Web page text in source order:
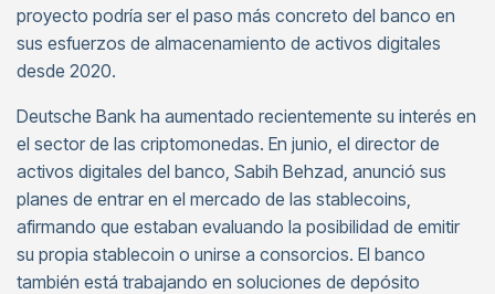
proyecto podría ser el paso más concreto del banco en
sus esfuerzos de almacenamiento de activos digitales
desde 2020.
Deutsche Bank ha aumentado recientemente su interés en
el sector de las criptomonedas. En junio, el director de
activos digitales del banco, Sabih Behzad, anunció sus
planes de entrar en el mercado de las stablecoins,
afirmando que estaban evaluando la posibilidad de emitir
su propia stablecoin o unirse a consorcios. El banco
también está trabajando en soluciones de depósito